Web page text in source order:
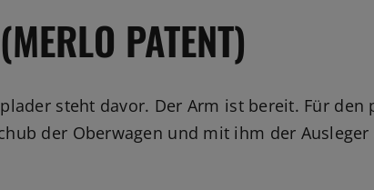
PATENT)
steht davor. Der Arm ist bereit. Für
der Oberwagen und mit ihm der